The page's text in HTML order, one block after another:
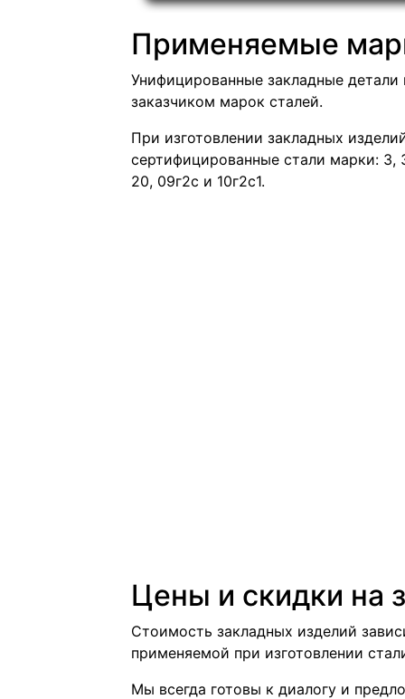
Применяемые
Унифицированные закладные
заказчиком марок сталей.
При изготовлении закладных
сертифицированные стали марки: 3,
20, 09г2с и 10г2с1.
Цены и скидки на
Стоимость закладных изделий
применяемой при изготовлении
Мы всегда готовы к диалогу и